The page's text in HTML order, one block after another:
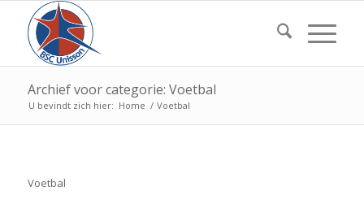
Archief voor categorie: Voetbal
U bevindt zich hier: Home / Voetbal
Voetbal